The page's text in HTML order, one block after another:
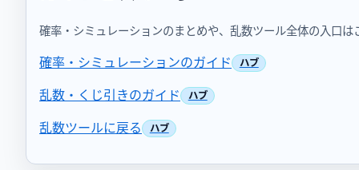
確率・シミュレーションのまとめや、乱数ツール全体の入口は
確率・シミュレーションのガイド
乱数・くじ引きのガイド
乱数ツールに戻る